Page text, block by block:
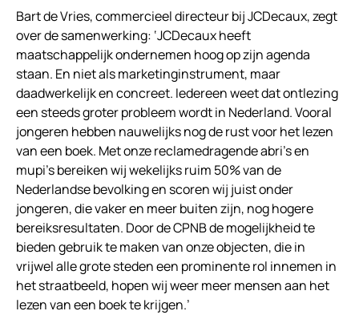
Bart de Vries, commercieel directeur bij JCDecaux, zegt
over de samenwerking: ‘JCDecaux heeft
maatschappelijk ondernemen hoog op zijn agenda
staan. En niet als marketinginstrument, maar
daadwerkelijk en concreet. Iedereen weet dat ontlezing
een steeds groter probleem wordt in Nederland. Vooral
jongeren hebben nauwelijks nog de rust voor het lezen
van een boek. Met onze reclamedragende abri’s en
mupi’s bereiken wij wekelijks ruim 50% van de
Nederlandse bevolking en scoren wij juist onder
jongeren, die vaker en meer buiten zijn, nog hogere
bereiksresultaten. Door de CPNB de mogelijkheid te
bieden gebruik te maken van onze objecten, die in
vrijwel alle grote steden een prominente rol innemen in
het straatbeeld, hopen wij weer meer mensen aan het
lezen van een boek te krijgen.’